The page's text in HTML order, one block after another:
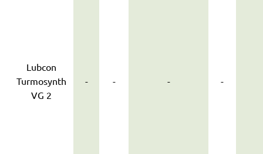
Lubcon
Turmosynth
VG 2
- - - -